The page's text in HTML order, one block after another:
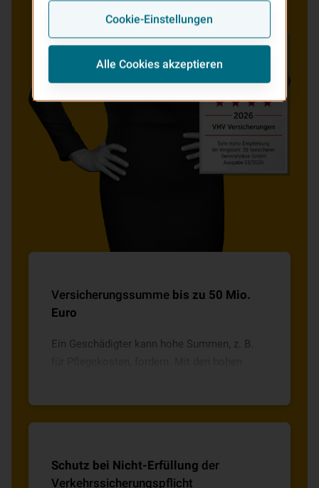
Versicherungssumme bis zu 50 Mio.
Euro
Ein Geschädigter kann hohe Summen, z. B.
Schutz bei Nicht-Erfüllung der
Verkehrssicherungspflicht
Cookie-Einstellungen
Alle Cookies akzeptieren